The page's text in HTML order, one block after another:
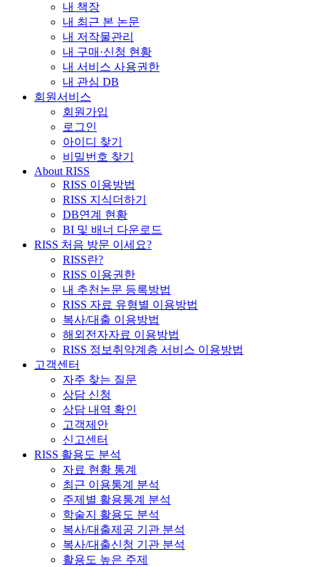
내 책장
내 최근 본 논문
내 저작물관리
내 구매·신청 현황
내 서비스 사용권한
내 관심 DB
회원서비스
회원가입
로그인
아이디 찾기
비밀번호 찾기
About RISS
RISS 이용방법
RISS 지식더하기
DB연계 현황
BI 및 배너 다운로드
RISS 처음 방문 이세요?
RISS란?
RISS 이용권한
내 추천논문 등록방법
RISS 자료 유형별 이용방법
복사/대출 이용방법
해외전자자료 이용방법
RISS 정보취약계층 서비스 이용방법
고객센터
자주 찾는 질문
상담 신청
상담 내역 확인
고객제안
신고센터
RISS 활용도 분석
자료 현황 통계
최근 이용통계 분석
주제별 활용통계 분석
학술지 활용도 분석
복사/대출제공 기관 분석
복사/대출신청 기관 분석
활용도 높은 주제